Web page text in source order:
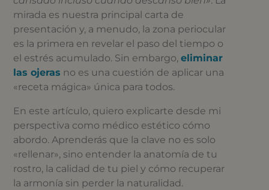
mirada es nuestra principal carta de
presentación y, a menudo, la zona periocular
es la primera en revelar el paso del tiempo o
el estrés acumulado. Sin embargo,eliminar
las ojeras no es una cuestión de aplicar una
«receta mágica» única para todos.
En este artículo, quiero explicarte desde mi
perspectiva como médico estético cómo
abordo. Aprenderás que la clave no es solo
«rellenar», sino entender la anatomía de tu
rostro, la calidad de tu piel y cómo recuperar
la armonía sin perder la naturalidad.